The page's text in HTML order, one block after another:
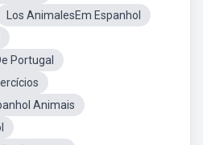
Los AnimalesEm Espanhol
Portugal
Animais